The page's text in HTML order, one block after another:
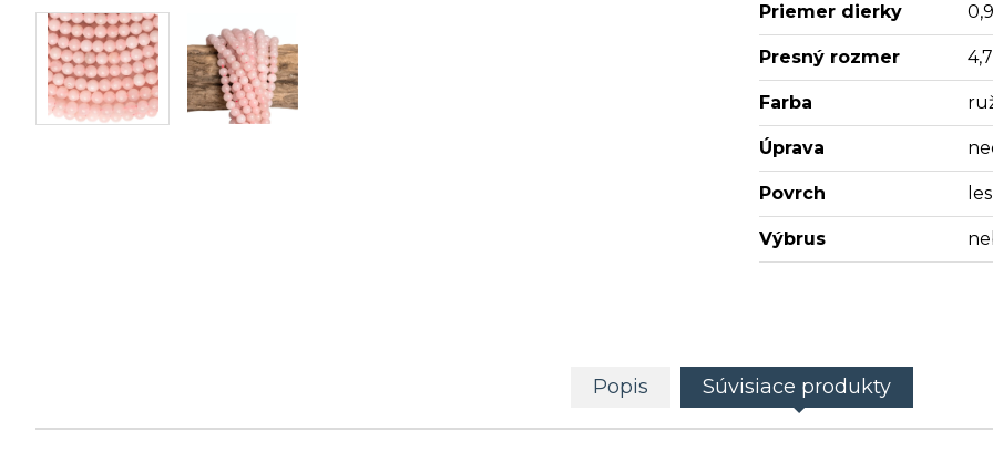
Priemer dierky
Presný rozmer
Farba
Úprava
Povrch
Výbrus
Popis Súvisiace produkty